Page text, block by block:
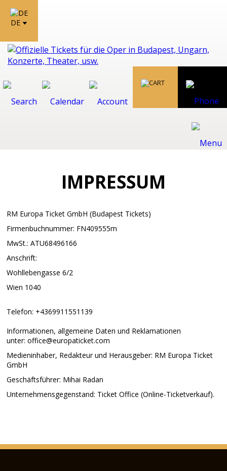
DE
IMPRESSUM
RM Europa Ticket GmbH (Budapest Tickets)
Firmenbuchnummer: FN409555m
MwSt.: ATU68496166
Anschrift:
Wohllebengasse 6/2
Wien 1040
Telefon: +4369911551139
Informationen, allgemeine Daten und Reklamationen
unter: office@europaticket.com
Medieninhaber, Redakteur und Herausgeber: RM Europa Ticket
GmbH
Geschäftsführer: Mihai Radan
Unternehmensgegenstand: Ticket Office (Online-Ticketverkauf).